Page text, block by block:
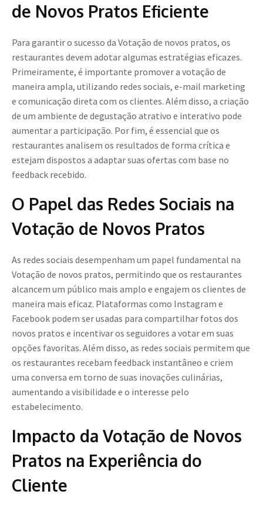
de Novos Pratos Eficiente
Para garantir o sucesso da Votação de novos pratos, os
restaurantes devem adotar algumas estratégias eficazes.
Primeiramente, é importante promover a votação de
maneira ampla, utilizando redes sociais, e-mail marketing
e comunicação direta com os clientes. Além disso, a criação
de um ambiente de degustação atrativo e interativo pode
aumentar a participação. Por fim, é essencial que os
restaurantes analisem os resultados de forma crítica e
estejam dispostos a adaptar suas ofertas com base no
feedback recebido.
O Papel das Redes Sociais na
Votação de Novos Pratos
As redes sociais desempenham um papel fundamental na
Votação de novos pratos, permitindo que os restaurantes
alcancem um público mais amplo e engajem os clientes de
maneira mais eficaz. Plataformas como Instagram e
Facebook podem ser usadas para compartilhar fotos dos
novos pratos e incentivar os seguidores a votar em suas
opções favoritas. Além disso, as redes sociais permitem que
os restaurantes recebam feedback instantâneo e criem
uma conversa em torno de suas inovações culinárias,
aumentando a visibilidade e o interesse pelo
estabelecimento.
Impacto da Votação de Novos
Pratos na Experiência do
Cliente